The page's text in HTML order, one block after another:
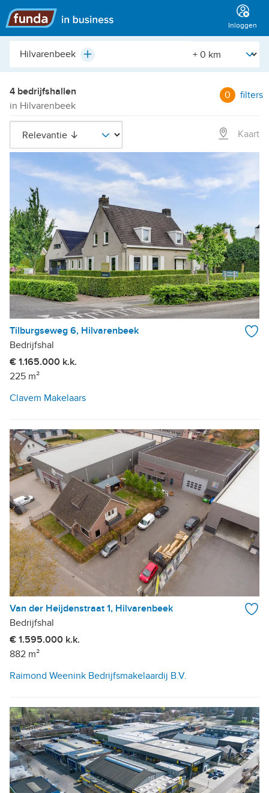
Hoofdmenu
Inloggen
Plaats,
etc.
Plus [Straal]
4 bedrijfshallen
in Hilvarenbeek
0 filters
Kaart
Tilburgseweg 6, Hilvarenbeek
Bedrijfshal
€ 1.165.000 k.k.
225 m²
Clavem Makelaars
Van der Heijdenstraat 1, Hilvarenbeek
Bedrijfshal
€ 1.595.000 k.k.
882 m²
Raimond Weenink Bedrijfsmakelaardij B.V.